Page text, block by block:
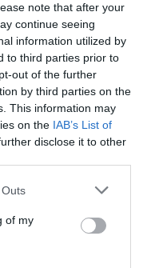
note that after your
continue seeing
information utilized by
to third parties prior to
out of the further
by third parties on the
This information may
on the IAB’s List of
disclose it to other
of my
καθώς επίσης και
και την
διαγωνισµού
του συλλόγου, µέσα
σεβασµού και
ζωή κατά τη
όχι µόνο-. Όλοι οι
και χειροκροτήθηκαν
τα αναµνηστικά τους
έπαθλο και
γεννήθηκε